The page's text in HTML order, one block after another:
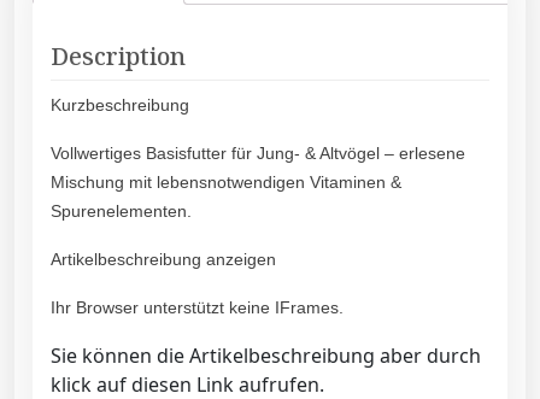
Description
Kurzbeschreibung
Vollwertiges Basisfutter für Jung- & Altvögel – erlesene
Mischung mit lebensnotwendigen Vitaminen &
Spurenelementen.
Artikelbeschreibung anzeigen
Ihr Browser unterstützt keine IFrames.
Sie können die Artikelbeschreibung aber durch
klick auf diesen Link aufrufen.